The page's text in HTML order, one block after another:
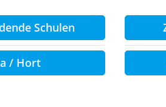
Schulen
/ Hort